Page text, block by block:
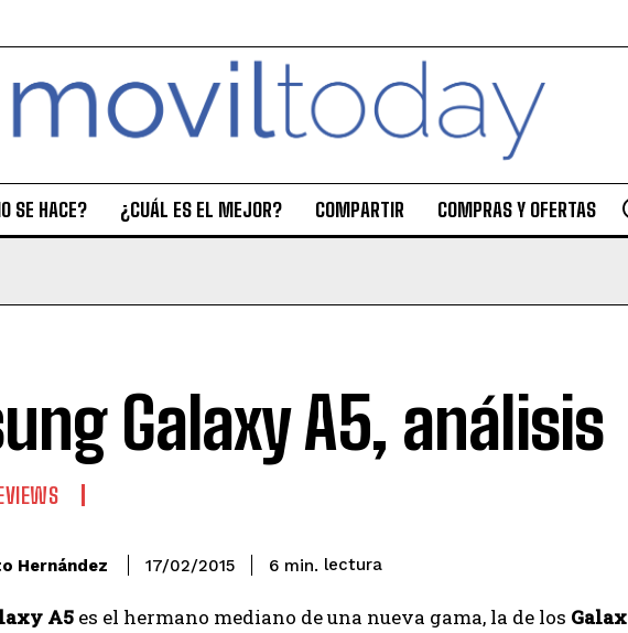
SE HACE? ¿CUÁL ES EL MEJOR? COMPARTIR COMPRAS Y OFERTAS
Galaxy A5, análisis
Hernández 17/02/2015 6 min. lectura
A5 es el hermano mediano de una nueva gama, la de los